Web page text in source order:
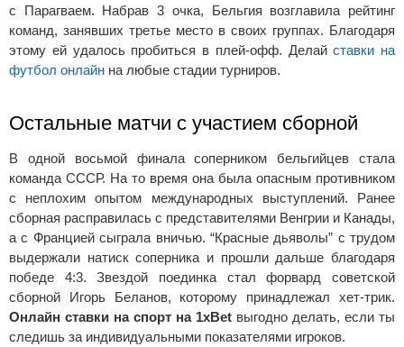
с Парагваем. Набрав 3 очка, Бельгия возглавила рейтинг
команд, занявших третье место в своих группах. Благодаря
этому ей удалось пробиться в плей-офф. Делайставки на
футбол онлайн на любые стадии турниров.
Остальные матчи с участием сборной
В одной восьмой финала соперником бельгийцев стала
команда СССР. На то время она была опасным противником
с неплохим опытом международных выступлений. Ранее
сборная расправилась с представителями Венгрии и Канады,
а с Францией сыграла вничью. “Красные дьяволы” с трудом
выдержали натиск соперника и прошли дальше благодаря
победе 4:3. Звездой поединка стал форвард советской
сборной Игорь Беланов, которому принадлежал хет-трик.
Онлайн ставки на спорт на 1xBet выгодно делать, если ты
следишь за индивидуальными показателями игроков.